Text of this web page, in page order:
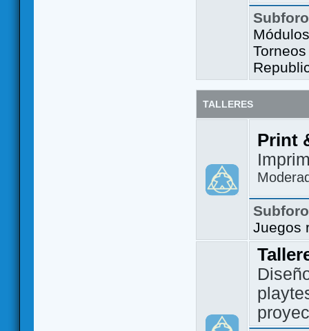
TALLERES
Print
Juegos